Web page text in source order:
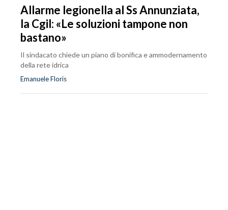
Allarme legionella al Ss Annunziata,
la Cgil: «Le soluzioni tampone non
bastano»
Il sindacato chiede un piano di bonifica e ammodernamento
della rete idrica
Emanuele Floris